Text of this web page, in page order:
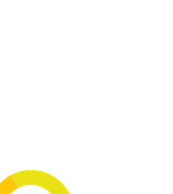
Beuningen